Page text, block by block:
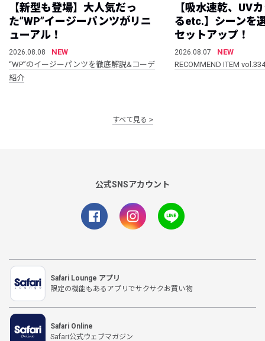
【新型も登場】大人気だっ
た”WP”イージーパンツがリニ
ューアル！
2026.08.08
NEW
“WP”のイージーパンツを徹底解説&コーデ
紹介
【吸水速乾、UV
るetc.】シーンを
セットアップ！
2026.08.07
NEW
RECOMMEND ITEM vol.334
すべて見る
公式SNSアカウント
Safari Lounge アプリ
限定の機能もあるアプリでサクサクお買い物
Safari Online
Safari公式ウェブマガジン